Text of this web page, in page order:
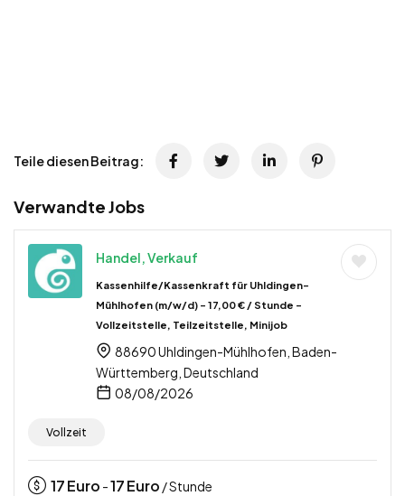
Teile diesen Beitrag:
Verwandte Jobs
Handel, Verkauf
Kassenhilfe/Kassenkraft für Uhldingen-
Mühlhofen (m/w/d) – 17,00 € / Stunde –
Vollzeitstelle, Teilzeitstelle, Minijob
88690 Uhldingen-Mühlhofen, Baden-
Württemberg, Deutschland
08/08/2026
Vollzeit
17Euro -17Euro / Stunde